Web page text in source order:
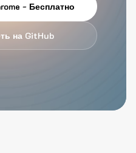
- Бесплатно
на GitHub